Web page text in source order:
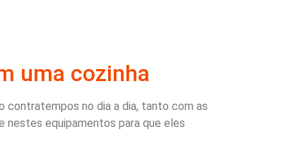
uma cozinha
contratempos no dia a dia, tanto com as
nestes equipamentos para que eles